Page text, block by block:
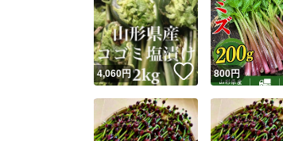
4,060円 いいね！
800円